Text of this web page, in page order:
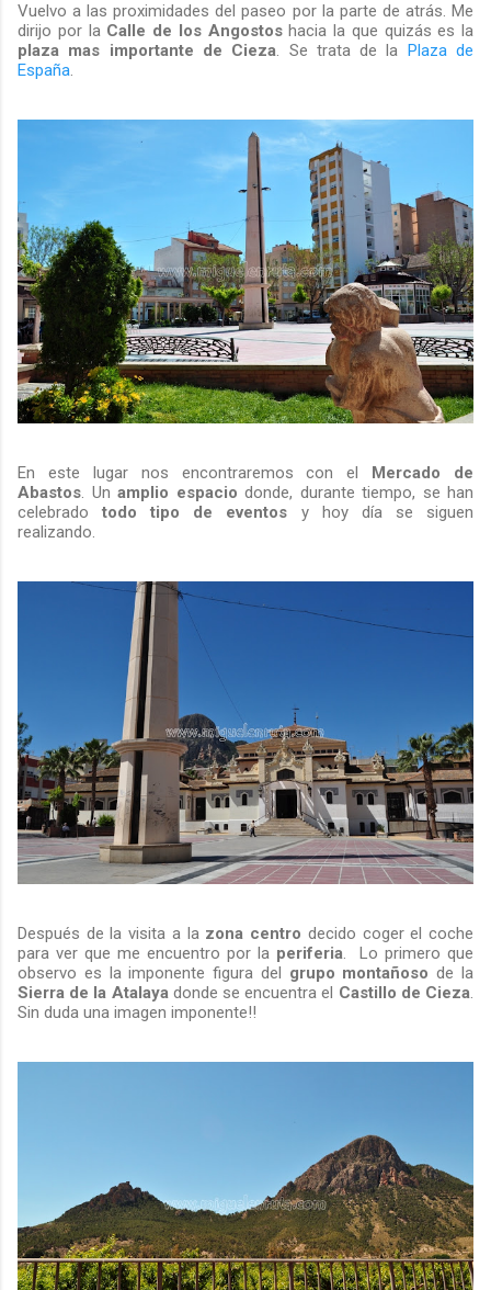
Vuelvo a las proximidades del paseo por la parte de atrás. Me
dirijo por la Calle de los Angostoshacia la que quizás es la
plaza mas importante de Cieza. Se trata de la
Plaza de
España.
En este lugar nos encontraremos con el Mercado de
Abastos . Un amplio espacio donde, durante tiempo, se han
celebradotodo tipo de eventos y hoy día se siguen
realizando.
Después de la visita a la zona centro decido coger el coche
para ver que me encuentro por la periferia. Lo primero que
observo es la imponente figura del grupo montañoso de la
Sierra de la Atalayadonde se encuentra el Castillo de Cieza.
Sin duda una imagen imponente!!